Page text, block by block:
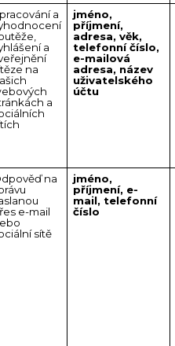
a
a
na
a
jméno,
příjmení,
adresa, věk,
telefonní číslo,
e-mailová
adresa, název
uživatelského
účtu
na
e-mail
sítě
jméno,
příjmení, e-
mail, telefonní
číslo